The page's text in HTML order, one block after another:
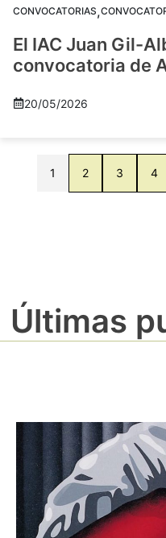
CONVOCATORIAS,
El IAC Juan Gil-
convocatoria de
20/05/2026
1 2 3 4
Últimas